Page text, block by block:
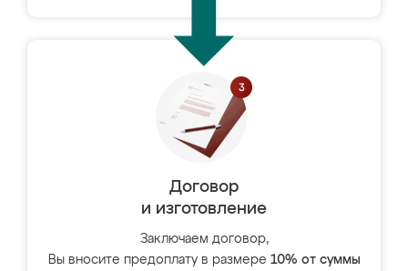
Договор
и изготовление
Заключаем договор,
Вы вносите предоплату в размере 10% от суммы